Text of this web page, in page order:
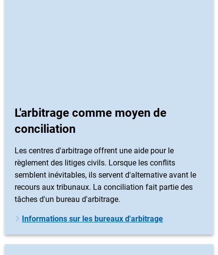
L'arbitrage comme moyen de
conciliation
Les centres d'arbitrage offrent une aide pour le
règlement des litiges civils. Lorsque les conflits
semblent inévitables, ils servent d'alternative avant le
recours aux tribunaux. La conciliation fait partie des
tâches d'un bureau d'arbitrage.
Informations sur les bureaux d'arbitrage